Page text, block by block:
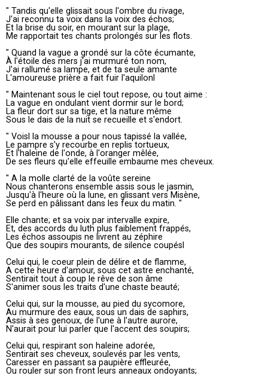
" Tandis qu'elle glissait sous l'ombre du rivage,
J'ai reconnu ta voix dans la voix des échos;
Et la brise du soir, en mourant sur la plage,
Me rapportait tes chants prolongés sur les flots.
" Quand la vague a grondé sur la côte écumante,
À l'étoile des mers j'ai murmuré ton nom,
J'ai rallumé sa lampe, et de ta seule amante
L'amoureuse prière a fait fuir l'aquilonl
" Maintenant sous le ciel tout repose, ou tout aime :
La vague en ondulant vient dormir sur le bord;
La fleur dort sur sa tige, et la nature même
Sous le dais de la nuit se recueille et s'endort.
" Voisl la mousse a pour nous tapissé la vallée,
Le pampre s'y recourbe en replis tortueux,
Et l'haleine de l'onde, à l'oranger mêlée,
De ses fleurs qu'elle effeuille embaume mes cheveux.
" A la molle clarté de la voûte sereine
Nous chanterons ensemble assis sous le jasmin,
Jusqu'à l'heure où la lune, en glissant vers Misène,
Se perd en pâlissant dans les feux du matin. "
Elle chante; et sa voix par intervalle expire,
Et, des accords du luth plus faiblement frappés,
Les échos assoupis ne livrent au zéphire
Que des soupirs mourants, de silence coupésl
Celui qui, le coeur plein de délire et de flamme,
A cette heure d'amour, sous cet astre enchanté,
Sentirait tout à coup le rêve de son âme
S'animer sous les traits d'une chaste beauté;
Celui qui, sur la mousse, au pied du sycomore,
Au murmure des eaux, sous un dais de saphirs,
Assis à ses genoux, de l'une à l'autre aurore,
N'aurait pour lui parler que l'accent des soupirs;
Celui qui, respirant son haleine adorée,
Sentirait ses cheveux, soulevés par les vents,
Caresser en passant sa paupière effleurée,
Ou rouler sur son front leurs anneaux ondoyants;